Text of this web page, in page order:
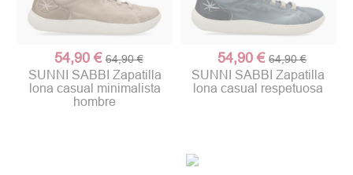
54,90 € 64,90 €
SUNNI SABBI Zapatilla
lona casual minimalista
hombre
54,90 € 64,90 €
SUNNI SABBI Zapatilla
lona casual respetuosa